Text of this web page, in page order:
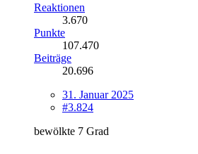
Reaktionen
3.670
Punkte
107.470
Beiträge
20.696
31. Januar 2025
#3.824
bewölkte 7 Grad